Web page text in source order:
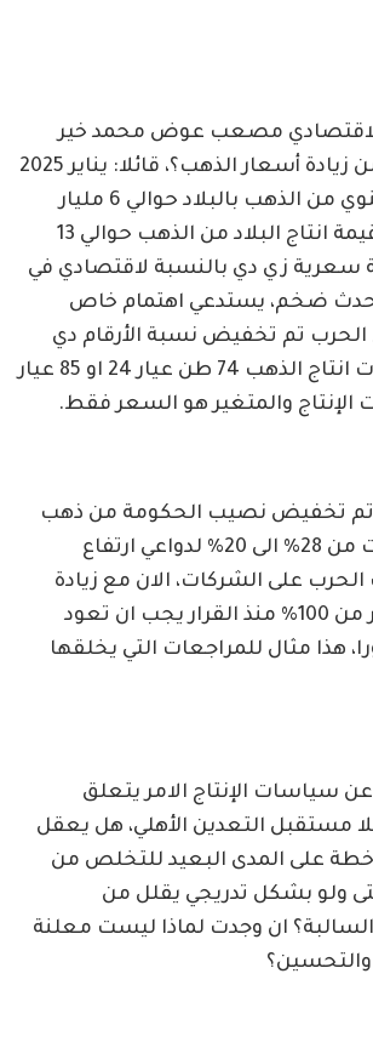
الاقتصادي مصعب عوض محمد خير
“هل سنستفيد من زيادة أسعار الذهب؟، قائلا: يناير 2025
قيمة الإنتاج السنوي من الذهب بالبلاد حوالي 6 مليار
دولارـ يناير 2026 قيمة انتاج البلاد من الذهب حوالي 13
سعرية زي دي بالنسبة لاقتصادي في
حدث ضخم، يستدعي اهتمام خاص
الحرب تم تخفيض نسبة الأرقام دي
مبنية على تقديرات انتاج الذهب 74 طن عيار 24 او 85 عيار
تم تخفيض نصيب الحكومة من ذهب
شركات المخلفات من 28% الى 20% لدواعي ارتفاع
الحرب على الشركات، الان مع زيادة
سعر الذهب بأكثر من 100% منذ القرار يجب ان تعود
لـ 28% فورا، هذا مثال للمراجعات التي يخلقها
سياسات الإنتاج الامر يتعلق
مستقبل التعدين الأهلي، هل يعقل
خطة على المدى البعيد للتخلص من
ولو بشكل تدريجي يقلل من
السالبة؟ ان وجدت لماذا ليست معلنة